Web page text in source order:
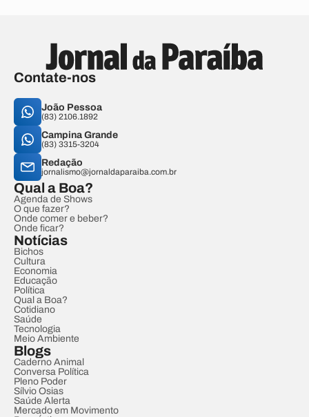
Contate-nos
João Pessoa
(83) 2106.1892
Campina Grande
(83) 3315-3204
Redação
jornalismo@jornaldaparaiba.com.br
Qual a Boa?
Agenda de Shows
O que fazer?
Onde comer e beber?
Onde ficar?
Notícias
Bichos
Cultura
Economia
Educação
Política
Qual a Boa?
Cotidiano
Saúde
Tecnologia
Meio Ambiente
Blogs
Caderno Animal
Conversa Política
Pleno Poder
Sílvio Osias
Saúde Alerta
Mercado em Movimento